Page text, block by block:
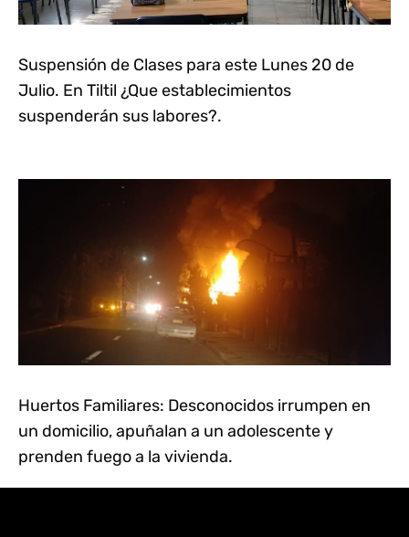
Suspensión de Clases para este Lunes 20 de
Julio. En Tiltil ¿Que establecimientos
suspenderán sus labores?.
Huertos Familiares: Desconocidos irrumpen en
un domicilio, apuñalan a un adolescente y
prenden fuego a la vivienda.